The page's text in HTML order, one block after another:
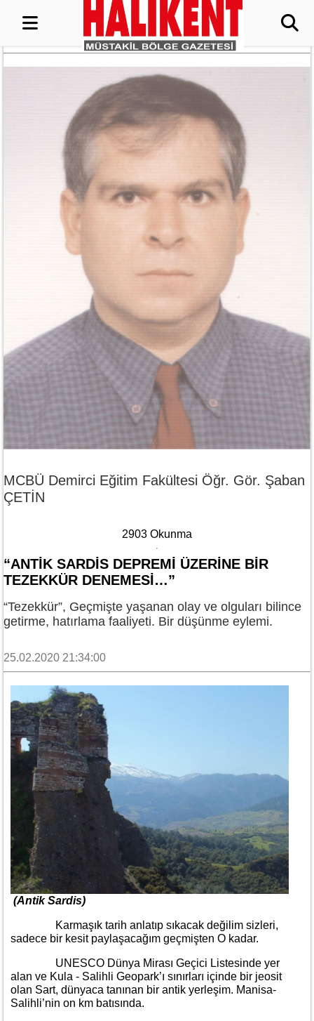
MCBÜ Demirci Eğitim Fakültesi Öğr. Gör. Şaban
ÇETİN
2903 Okunma
“ANTIK SARDIS DEPREMI ÜZERINE BIR
TEZEKKÜR DENEMESI…”
“Tezekkür”, Geçmişte yaşanan olay ve olguları bilince
getirme, hatırlama faaliyeti. Bir düşünme eylemi.
25.02.2020 21:34:00
(Antik Sardis)
Karmaşık tarih anlatıp sıkacak değilim sizleri,
sadece bir kesit paylaşacağım geçmişten O kadar.
UNESCO Dünya Mirası Geçici Listesinde yer
alan ve Kula - Salihli Geopark’ı sınırları içinde bir jeosit
olan Sart, dünyaca tanınan bir antik yerleşim. Manisa-
Salihli’nin on km batısında.